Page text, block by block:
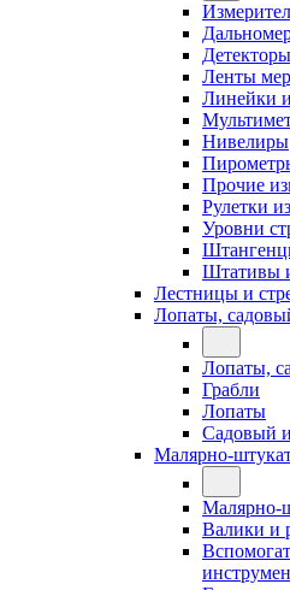
Детекторы
Ленты
Линейки
Нивелиры
Прочие
Рулетки
Уровни
Штативы
Лестницы и
Лопаты,
Лопаты,
Грабли
Лопаты
Садовый
Малярно-
Малярно-
Валики и